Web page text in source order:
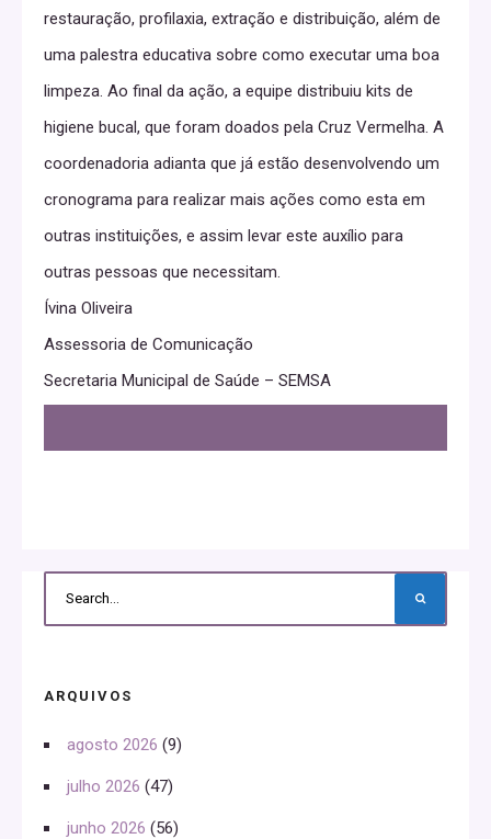
restauração, profilaxia, extração e distribuição, além de
uma palestra educativa sobre como executar uma boa
limpeza. Ao final da ação, a equipe distribuiu kits de
higiene bucal, que foram doados pela Cruz Vermelha. A
coordenadoria adianta que já estão desenvolvendo um
cronograma para realizar mais ações como esta em
outras instituições, e assim levar este auxílio para
outras pessoas que necessitam.
Ívina Oliveira
Assessoria de Comunicação
Secretaria Municipal de Saúde – SEMSA
ARQUIVOS
agosto 2026 (9)
julho 2026 (47)
junho 2026 (56)